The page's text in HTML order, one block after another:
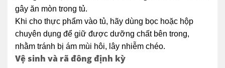
gây ăn mòn trong tủ.
Khi cho thực phẩm vào tủ, hãy dùng bọc hoặc hộp
chuyên dụng để giữ được dưỡng chất bên trong,
nhằm tránh bị ám mùi hôi, lây nhiễm chéo.
Vệ sinh và rã đông định kỳ